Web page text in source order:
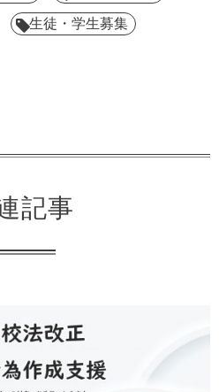
生徒・学生募集
記事